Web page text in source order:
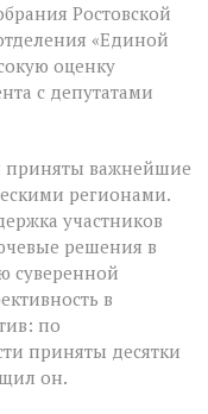
Государственной
Думе
состоялось
заключительное
сессии,
ставшее
последним
для
VIII
созыва
Ростовской
«Единой
оценку
с депутатами
приняты важнейшие
регионами.
участников
решения в
суверенной
в
по
приняты десятки
он.